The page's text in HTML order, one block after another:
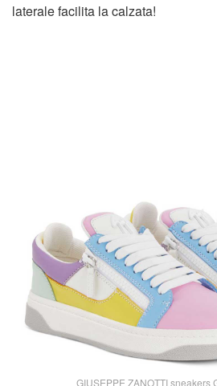
laterale facilita la calzata!
GIUSEPPE ZANOTTI sneakers